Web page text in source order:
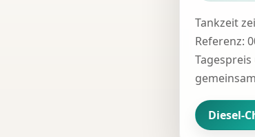
Tankzeit
Referenz:
Diesel-